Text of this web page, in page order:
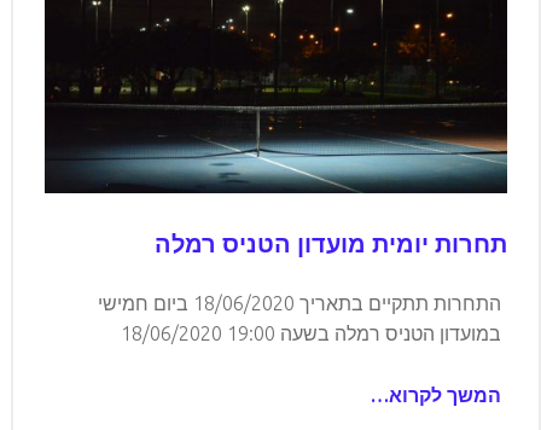
תחרות יומית מועדון הטניס רמלה
התחרות תתקיים בתאריך 18/06/2020 ביום חמישי
במועדון הטניס רמלה בשעה 19:00 18/06/2020
המשך לקרוא…